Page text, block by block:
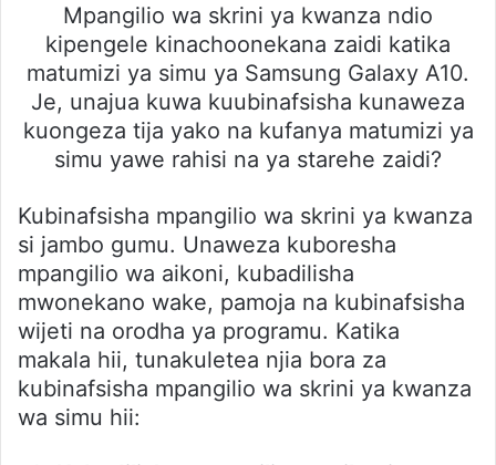
Mpangilio wa skrini ya kwanza ndio
kipengele kinachoonekana zaidi katika
matumizi ya simu ya Samsung Galaxy A10.
Je, unajua kuwa kuubinafsisha kunaweza
kuongeza tija yako na kufanya matumizi ya
simu yawe rahisi na ya starehe zaidi?
Kubinafsisha mpangilio wa skrini ya kwanza
si jambo gumu. Unaweza kuboresha
mpangilio wa aikoni, kubadilisha
mwonekano wake, pamoja na kubinafsisha
wijeti na orodha ya programu. Katika
makala hii, tunakuletea njia bora za
kubinafsisha mpangilio wa skrini ya kwanza
wa simu hii: